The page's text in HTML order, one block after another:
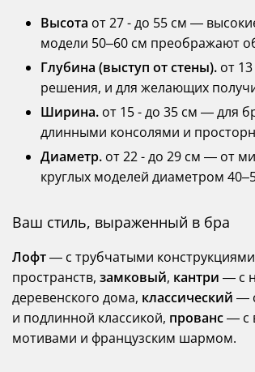
Высота от 27 - до 55 см —
модели 50–60 см преображают
Глубина (выступ от стены). от
решения, и для желающих
Ширина. от 15 - до 35 см — для
длинными консолями и
Диаметр. от 22 - до 29 см — от
круглых моделей диаметром
Ваш стиль, выраженный в бра
Лофт— с трубчатыми
пространств, замковый, кантри — с
деревенского дома, классический —
и подлинной классикой, прованс— с
мотивами и французским шармом.